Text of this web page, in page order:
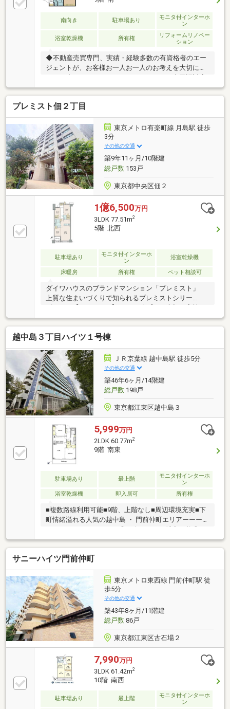
南向き 駐車場あり
モニタ付インターホ
ン
浴室乾燥機 所有権
リフォームリノベー
ション
◆不動産売買専門、実績・経験多数の有資格者のエー
ジェントが、お客様お一人お一人のお考えを大切にし
ます。◆English Speaking Staff Available/中国語対応
■頭金０円からのご購入可能です■（諸費用もOK）
【東宝ハウス東京】提携住宅ローン 下記が全て付帯
（金利上乗せ無し）(1) 【がん団体生命保険】(2)
【金消契約時の印紙代不要】【ガン100％保障団信】
＋【全疾病保障】 ※金融機関との提携で驚きの低金
利と保障を実現しました。
プレミスト佃２丁目
東京メトロ有楽町線 月島駅 徒歩
3分
その他の交通
築9年11ヶ月/10階建
総戸数153戸
東京都中央区佃２
1億6,500万円
3LDK 77.51m2
5階 北西
駐車場あり
モニタ付インターホ
ン
浴室乾燥機
床暖房 所有権 ペット相談可
ダイワハウスのブランドマンション「プレミスト」
上質な住まいづくりで知られるプレミストシリー
ズ・・・【 POINT 】■ペット飼育可♪大切な家族と
一緒に暮らせます◎■ディスポーザーを備えた機能的
なキッチン 生ごみの処理をスマートに整える設備仕
様■ゲストルームやコンシェルジュサービスなど共用
施設が充実♪■忙しい日々に嬉しい24時間ゴミ出し可
◎【 AREA 】■3駅5路線利用可能！ 月島駅まで徒
歩3分の軽快さに加え、越中島駅からは東京駅まで2
駅！ 都心の主要エリアを身近に使いやすい立地です
◎■佃公園や石川島公園など水辺の公園を身近に感じ
られる環境♪
越中島３丁目ハイツ１号棟
ＪＲ京葉線 越中島駅 徒歩5分
その他の交通
築46年6ヶ月/14階建
総戸数198戸
東京都江東区越中島３
5,999万円
2LDK 60.77m2
9階 南東
駐車場あり 最上階
モニタ付インターホ
ン
浴室乾燥機
即入居可 所有権
■複数路線利用可能■9階、上階なし■周辺環境充実■下
町情緒溢れる人気の越中島 ・ 門前仲町エリアーーーー
ーーーーーーーーーーー◎頭金０円から購入可能◎FP
によるライフプランのシミュレーション診断◎その他
希望に合う物件（未公開含む）のご提案弊社は不動産
総合企業です。お客さまに寄り添ったサービスを心が
けています。それぞれのご家族にあう価値をご提案を
いたします。まずはお気軽に現地をご覧下さいませ。
物件の確認事項、ご見学希望のお客様は下記番号まで
ご連絡下さい。お問合せ先：0120-127-511いつでもお
待ちしております。
サニーハイツ門前仲町
東京メトロ東西線 門前仲町駅 徒
歩5分
その他の交通
築43年8ヶ月/11階建
総戸数86戸
東京都江東区古石場２
7,990万円
3LDK 61.42m2
10階 南西
駐車場あり 最上階
モニタ付インターホ
ン